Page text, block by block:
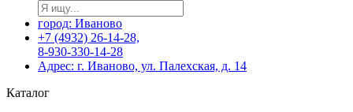
город: Иваново
+7 (4932) 26-14-28,
8-930-330-14-28
Адрес: г. Иваново, ул. Палехская, д. 14
Каталог